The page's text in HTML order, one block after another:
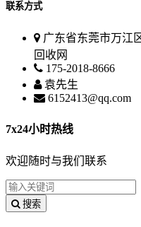
联系方式
广东省东莞市万江
回收网
175-2018-8666
袁先生
6152413@qq.com
7x24小时热线
欢迎随时与我们联系
搜索